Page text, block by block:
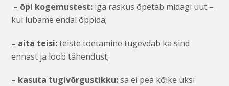
– õpi kogemustest: iga raskus õpetab midagi uut –
kui lubame endal õppida;
– aita teisi:teiste toetamine tugevdab ka sind
ennast ja loob tähendust;
– kasuta tugivõrgustikku:sa ei pea kõike üksi